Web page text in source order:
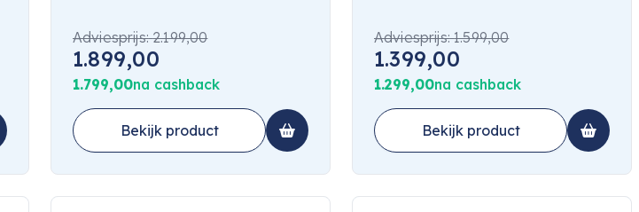
Adviesprijs: 2.199,00
1.899,00
1.799,00na cashback
Bekijk product
Adviesprijs: 1.599,00
1.399,00
1.299,00na cashback
Bekijk product